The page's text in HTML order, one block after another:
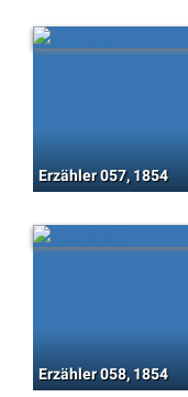
Erzähler 057, 1854
Erzähler 058, 1854